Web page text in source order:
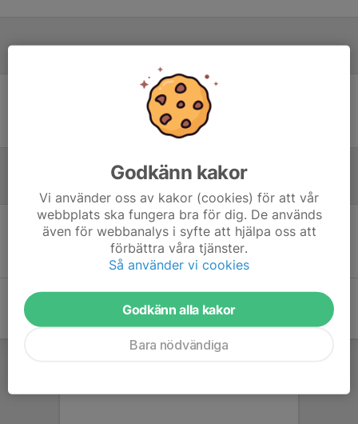
Ingen uppställning ifylld
Inför match
Inget skrivet
Godkänn kakor
Vi använder oss av kakor (cookies) för att vår
webbplats ska fungera bra för dig. De används
även för webbanalys i syfte att hjälpa oss att
förbättra våra tjänster.
Så använder vi cookies
Godkänn alla kakor
Bara nödvändiga